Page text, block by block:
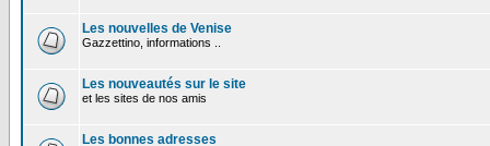
Les nouvelles de Venise
Gazzettino, informations ..
Les nouveautés sur le site
et les sites de nos amis
Les bonnes adresses